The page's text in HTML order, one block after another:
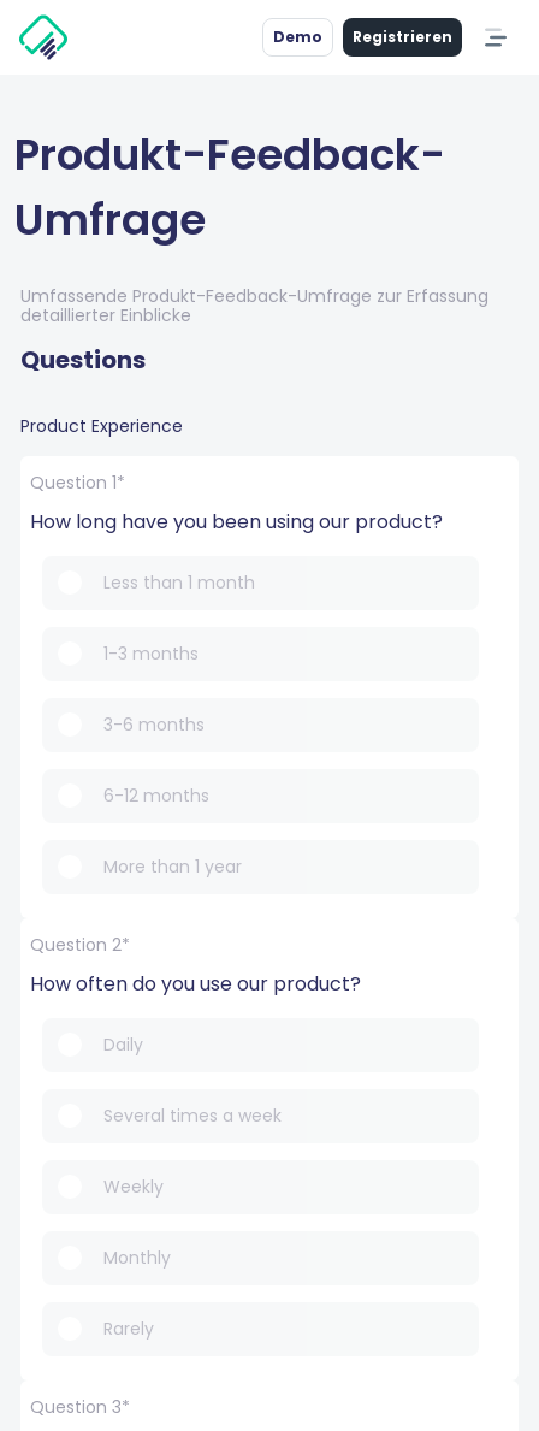
Demo Registrieren
Produkt-Feedback-
Umfrage
Umfassende Produkt-Feedback-Umfrage zur Erfassung
detaillierter Einblicke
Questions
Product Experience
Question 1*
How long have you been using our product?
Less than 1 month
1-3 months
3-6 months
6-12 months
More than 1 year
Question 2*
How often do you use our product?
Daily
Several times a week
Weekly
Monthly
Rarely
Question 3*